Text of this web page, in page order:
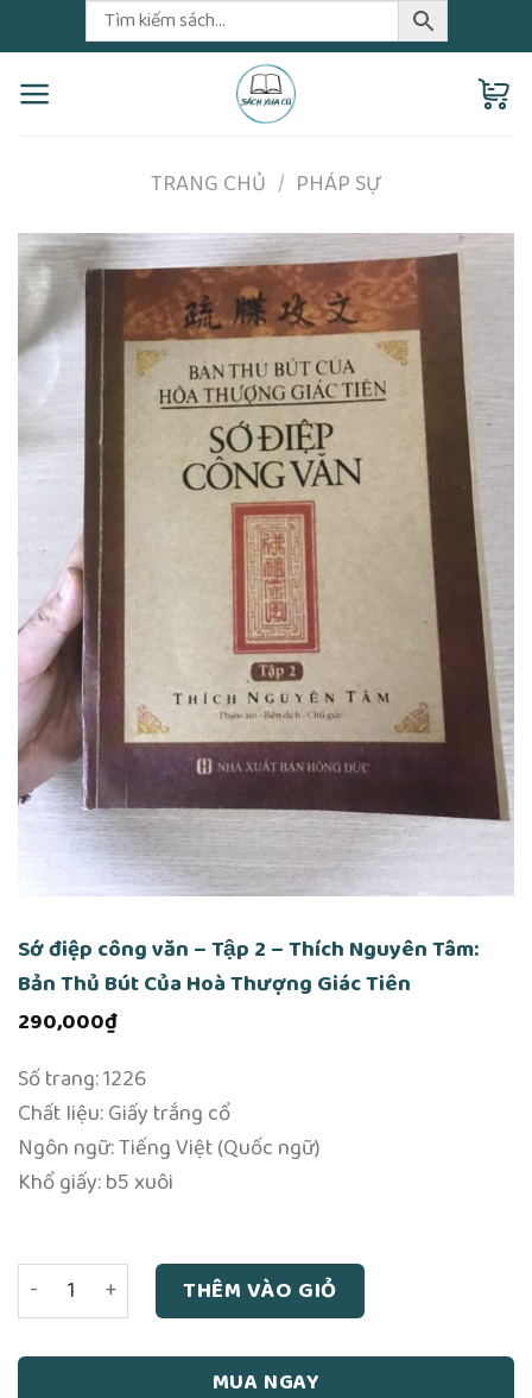
to
content
TRANG CHỦ / PHÁP SỰ
Sớ điệp công văn – Tập 2 – Thích Nguyên Tâm:
Bản Thủ Bút Của Hoà Thượng Giác Tiên
290,000₫
Số trang: 1226
Chất liệu: Giấy trắng cổ
Ngôn ngữ: Tiếng Việt (Quốc ngữ)
Khổ giấy: b5 xuôi
Sớ điệp công văn - Tập 2 - Thích Nguyên Tâm: Bản Thủ
THÊM VÀO GIỎ
MUA NGAY